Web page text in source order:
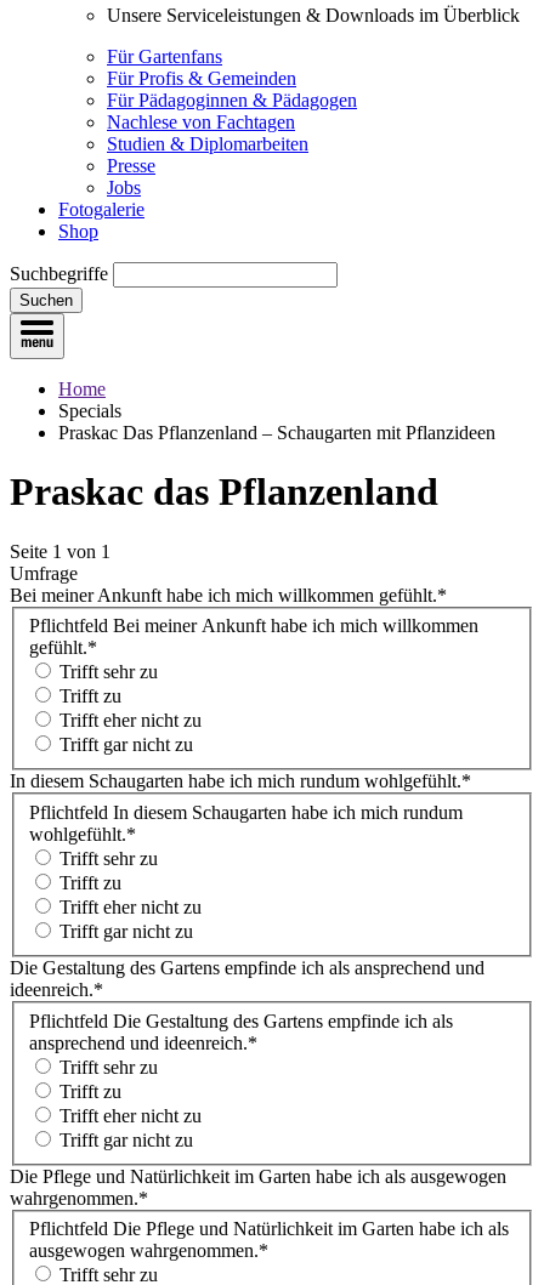
Unsere Serviceleistungen & Downloads im Überblick
Für Gartenfans
Für Profis & Gemeinden
Für Pädagoginnen & Pädagogen
Nachlese von Fachtagen
Studien & Diplomarbeiten
Presse
Jobs
Fotogalerie
Shop
Suchbegriffe
Suchen
Home
Specials
Praskac Das Pflanzenland – Schaugarten mit Pflanzideen
Praskac das Pflanzenland
Seite 1 von 1
Umfrage
Bei meiner Ankunft habe ich mich willkommen gefühlt.*
Pflichtfeld Bei meiner Ankunft habe ich mich willkommen
gefühlt.*
Trifft sehr zu
Trifft zu
Trifft eher nicht zu
Trifft gar nicht zu
In diesem Schaugarten habe ich mich rundum wohlgefühlt.*
Pflichtfeld In diesem Schaugarten habe ich mich rundum
wohlgefühlt.*
Trifft sehr zu
Trifft zu
Trifft eher nicht zu
Trifft gar nicht zu
Die Gestaltung des Gartens empfinde ich als ansprechend und
ideenreich.*
Pflichtfeld Die Gestaltung des Gartens empfinde ich als
ansprechend und ideenreich.*
Trifft sehr zu
Trifft zu
Trifft eher nicht zu
Trifft gar nicht zu
Die Pflege und Natürlichkeit im Garten habe ich als ausgewogen
wahrgenommen.*
Pflichtfeld Die Pflege und Natürlichkeit im Garten habe ich als
ausgewogen wahrgenommen.*
Trifft sehr zu